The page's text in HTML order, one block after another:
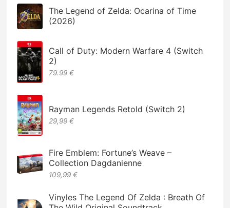
The Legend of Zelda: Ocarina of Time
(2026)
Call of Duty: Modern Warfare 4 (Switch
2)
79.99 €
Rayman Legends Retold (Switch 2)
29,99 €
Fire Emblem: Fortune’s Weave –
Collection Dagdanienne
109,99 €
Vinyles The Legend Of Zelda : Breath Of